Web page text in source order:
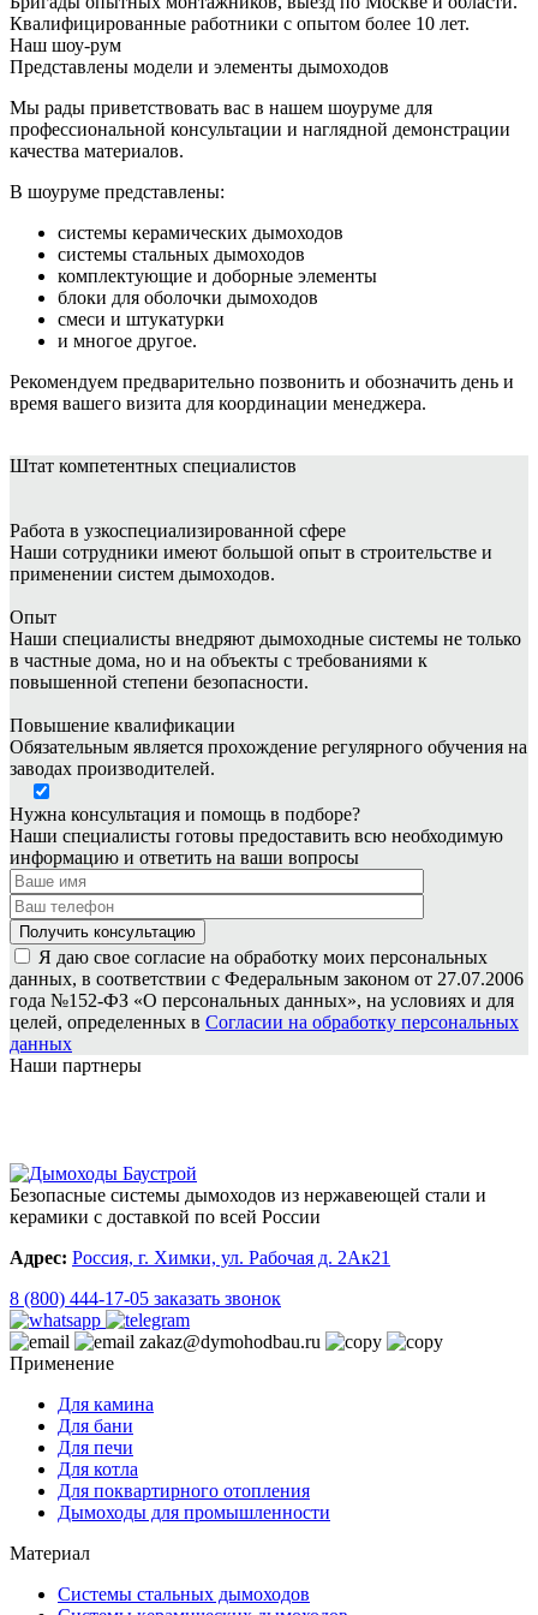
Квалифицированные работники с опытом более 10 лет.
Наш шоу-рум
Представлены модели и элементы дымоходов
Мы рады приветствовать вас в нашем шоуруме для
профессиональной консультации и наглядной демонстрации
качества материалов.
В шоуруме представлены:
системы керамических дымоходов
системы стальных дымоходов
комплектующие и доборные элементы
блоки для оболочки дымоходов
смеси и штукатурки
и многое другое.
Рекомендуем предварительно позвонить и обозначить день и
время вашего визита для координации менеджера.
Штат компетентных специалистов
Работа в узкоспециализированной сфере
Наши сотрудники имеют большой опыт в строительстве и
применении систем дымоходов.
Опыт
Наши специалисты внедряют дымоходные системы не только
в частные дома, но и на объекты с требованиями к
повышенной степени безопасности.
Повышение квалификации
Обязательным является прохождение регулярного обучения на
заводах производителей.
Нужна консультация и помощь в подборе?
Наши специалисты готовы предоставить всю необходимую
информацию и ответить на ваши вопросы
Я даю свое согласие на обработку моих персональных
данных, в соответствии с Федеральным законом от 27.07.2006
года №152-ФЗ «О персональных данных», на условиях и для
целей, определенных в Согласии на обработку персональных
данных
Наши партнеры
Безопасные системы дымоходов из нержавеющей стали и
керамики с доставкой по всей России
Адрес: Россия, г. Химки, ул. Рабочая д. 2Ак21
8 (800) 444-17-05 заказать звонок
zakaz@dymohodbau.ru
Применение
Для камина
Для бани
Для печи
Для котла
Для поквартирного отопления
Дымоходы для промышленности
Материал
Системы стальных дымоходов